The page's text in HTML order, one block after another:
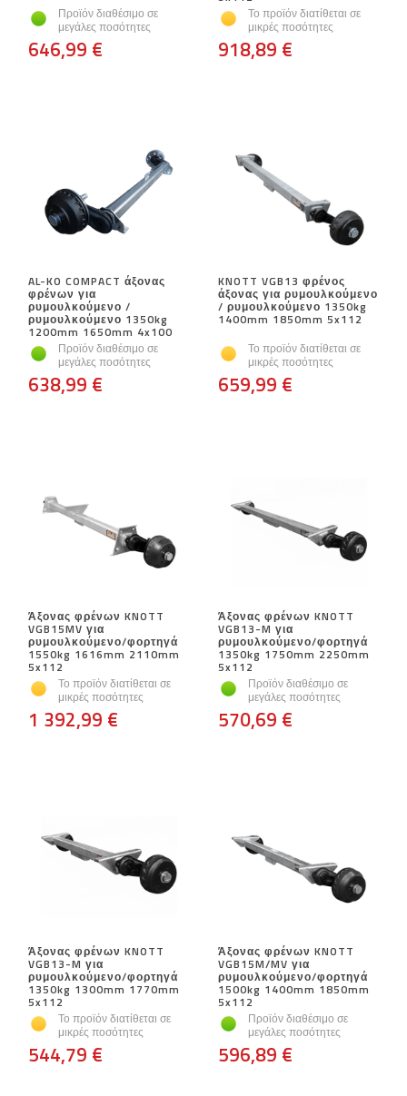
Προϊόν διαθέσιμο σε
μεγάλες ποσότητες
646,99 €
Το προϊόν διατίθεται σε
μικρές ποσότητες
918,89 €
AL-KO COMPACT άξονας
φρένων για
ρυμουλκούμενο /
ρυμουλκούμενο 1350kg
1200mm 1650mm 4x100
Προϊόν διαθέσιμο σε
μεγάλες ποσότητες
638,99 €
KNOTT VGB13 φρένος
άξονας για ρυμουλκούμενο
/ ρυμουλκούμενο 1350kg
1400mm 1850mm 5x112
Το προϊόν διατίθεται σε
μικρές ποσότητες
659,99 €
Άξονας φρένων KNOTT
VGB15MV για
ρυμουλκούμενο/φορτηγά
1550kg 1616mm 2110mm
5x112
Το προϊόν διατίθεται σε
μικρές ποσότητες
1 392,99 €
Άξονας φρένων KNOTT
VGB13-M για
ρυμουλκούμενο/φορτηγά
1350kg 1750mm 2250mm
5x112
Προϊόν διαθέσιμο σε
μεγάλες ποσότητες
570,69 €
Άξονας φρένων KNOTT
VGB13-M για
ρυμουλκούμενο/φορτηγά
1350kg 1300mm 1770mm
5x112
Το προϊόν διατίθεται σε
μικρές ποσότητες
544,79 €
Άξονας φρένων KNOTT
VGB15M/MV για
ρυμουλκούμενο/φορτηγά
1500kg 1400mm 1850mm
5x112
Προϊόν διαθέσιμο σε
μεγάλες ποσότητες
596,89 €